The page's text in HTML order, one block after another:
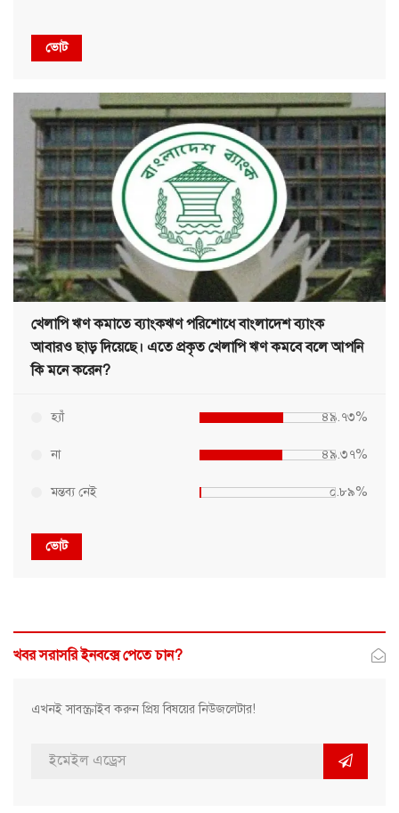
ভোট
খেলাপি ঋণ কমাতে ব্যাংকঋণ পরিশোধে বাংলাদেশ ব্যাংক
আবারও ছাড় দিয়েছে। এতে প্রকৃত খেলাপি ঋণ কমবে বলে আপনি
কি মনে করেন?
হ্যাঁ ৪৯.৭৩%
না ৪৯.৩৭%
মন্তব্য নেই ০.৮৯%
ভোট
খবর সরাসরি ইনবক্সে পেতে চান?
এখনই সাবস্ক্রাইব করুন প্রিয় বিষয়ের নিউজলেটার!